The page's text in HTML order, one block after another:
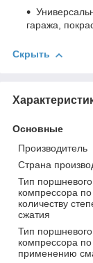
гаража,
Скрыть
Основные
Производитель
Страна
Тип поршневого
компрессора по
количеству
сжатия
Тип поршневого
компрессора по
применению